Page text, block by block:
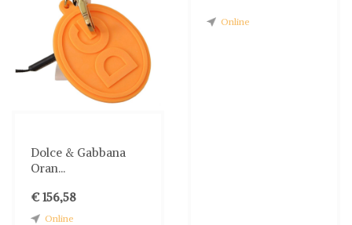
Dolce & Gabbana
Oran...
€ 156,58
Online
Online